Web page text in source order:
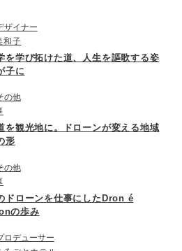
ザイナー
和子
を学び拓けた道、人生を謳歌する姿
子に
の他
を観光地に。ドローンが変える地域
形
の他
ドローンを仕事にしたDron é
の歩み
ロデューサー